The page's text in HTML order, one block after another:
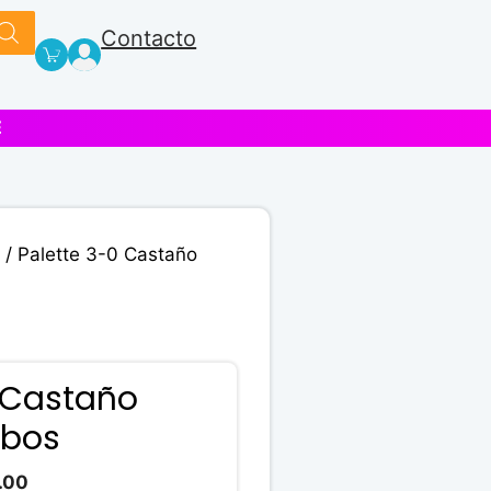
Contacto
/ Palette 3-0 Castaño